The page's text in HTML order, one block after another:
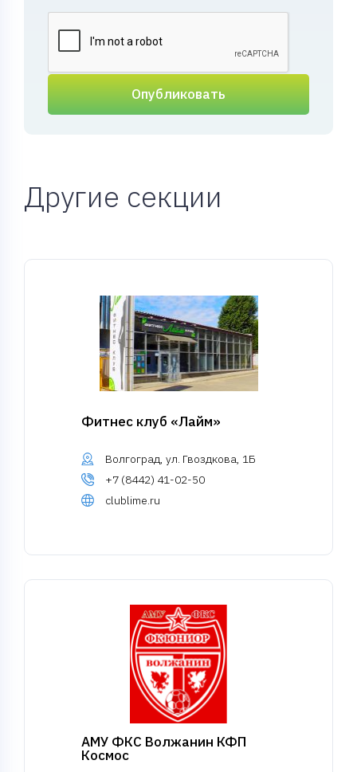
Опубликовать
Другие секции
Фитнес клуб «Лайм»
Волгоград, ул. Гвоздкова, 1Б
+7 (8442) 41-02-50
clublime.ru
АМУ ФКС Волжанин КФП
Космос